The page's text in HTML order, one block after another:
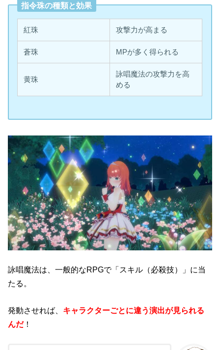
指令珠の種類と効果
紅珠 攻撃力が高まる
蒼珠 MPが多く得られる
黄珠
詠唱魔法の攻撃力を高
める
詠唱魔法は、一般的なRPGで「スキル（必殺技）」に当
たる。
発動させれば、 キャラクターごとに違う演出が見られる
んだ！